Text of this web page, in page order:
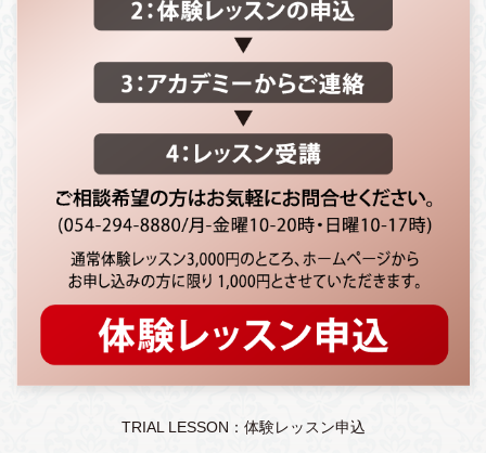
TRIAL LESSON：体験レッスン申込